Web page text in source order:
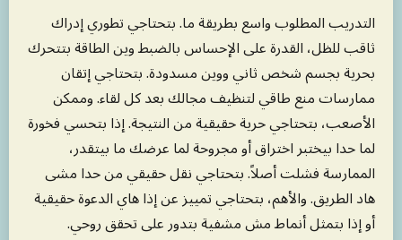
التدريب المطلوب واسع بطريقة ما. بتحتاجي تطوري إدراك
ثاقب للظل، القدرة على الإحساس بالضبط وين الطاقة بتتحرك
بحرية بجسم شخص ثاني ووين مسدودة. بتحتاجي إتقان
ممارسات منع طاقي لتنظيف مجالك بعد كل لقاء. وممكن
الأصعب، بتحتاجي حرية حقيقية من النتيجة. إذا بتحسي فخورة
لما حدا بيختبر اختراق أو مجروحة لما عرضك ما بيتقدر،
الممارسة فشلت أصلاً. بتحتاجي نقل حقيقي من حدا مشى
هاد الطريق. والأهم، بتحتاجي تمييز عن إذا هاي الدعوة حقيقية
أو إذا بتمثل أنماط مش مشفية بتدور على تحقق روحي.